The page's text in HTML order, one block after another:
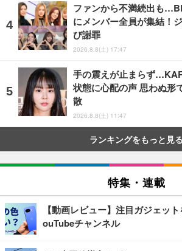
ファンから不満続出も
にメンバー全員が集結！
び謝罪
2026.8.8(土) 17:47
手の震えが止まらず
状態に心配の声 思わぬ形
散
2026.8.8(土) 11:47
ランキングをもっと見る
特集・連載
【動画レビュー】注目ガジェッ
ouTubeチャンネル